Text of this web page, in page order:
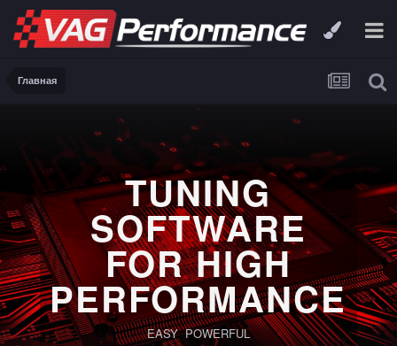
Главная
TUNING
SOFTWARE
FOR HIGH
PERFORMANCE
EASY POWERFUL